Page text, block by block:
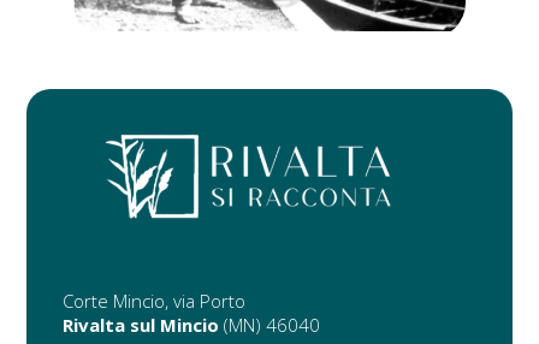
Corte Mincio, via Porto
Rivalta sul Mincio (MN) 46040